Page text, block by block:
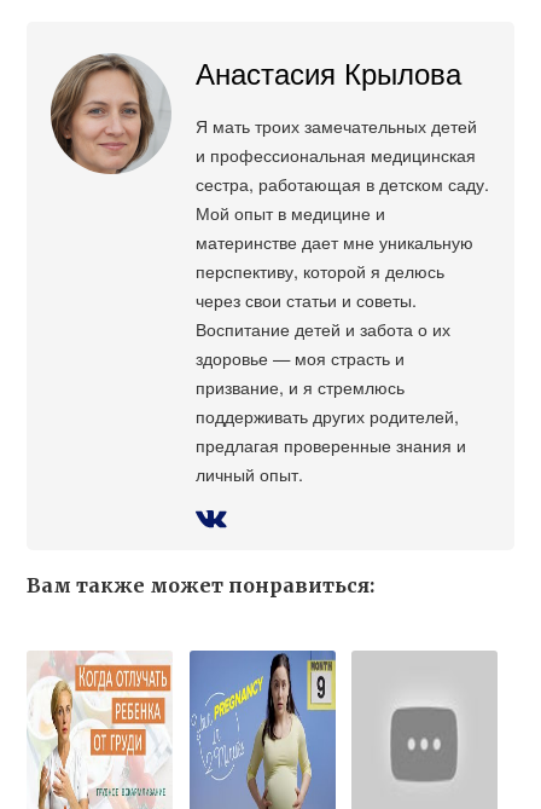
Анастасия Крылова
Я мать троих замечательных детей
и профессиональная медицинская
сестра, работающая в детском саду.
Мой опыт в медицине и
материнстве дает мне уникальную
перспективу, которой я делюсь
через свои статьи и советы.
Воспитание детей и забота о их
здоровье — моя страсть и
призвание, и я стремлюсь
поддерживать других родителей,
предлагая проверенные знания и
личный опыт.
Вам также может понравиться: